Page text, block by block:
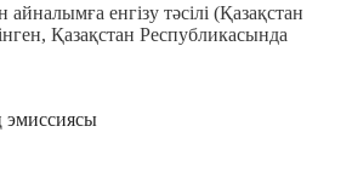
енгізу тәсілі (Қазақстан
Қазақстан Республикасында
эмиссиясы